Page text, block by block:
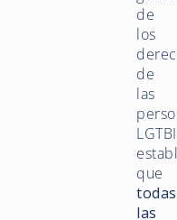
de
los
de
las
LGTBI
que
todas
las